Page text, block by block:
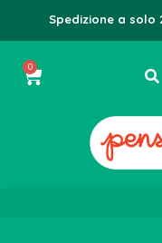
Spedizione a
0